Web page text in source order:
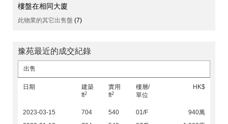
樓盤在相同大廈
此物業的其它出售盤 (7)
豫苑最近的成交紀錄
出售
日期
建築
ft2
實用
ft2
樓層/
單位
HK$
2023-03-15 704 540 01/F
940萬